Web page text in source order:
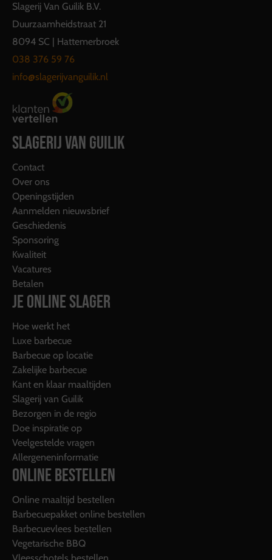
Slagerij Van Guilik B.V.
Duurzaamheidstraat 21
8094 SC | Hattemerbroek
038 376 59 76
info@slagerijvanguilik.nl
SLAGERIJ VAN GUILIK
Contact
Over ons
Openingstijden
Aanmelden nieuwsbrief
Geschiedenis
Sponsoring
Kwaliteit
Vacatures
Betalen
JE ONLINE SLAGER
Hoe werkt het
Luxe barbecue
Barbecue op locatie
Zakelijke barbecue
Kant en klaar maaltijden
Slagerij van Guilik
Bezorgen in de regio
Doe inspiratie op
Veelgestelde vragen
Allergeneninformatie
ONLINE BESTELLEN
Online maaltijd bestellen
Barbecuepakket online bestellen
Barbecuevlees bestellen
Vegetarische BBQ